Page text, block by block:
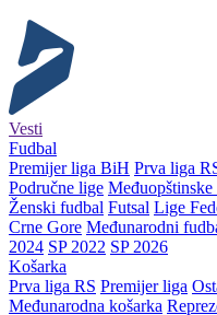
Vesti
Fudbal
Premijer liga BiH Prva liga
Područne lige Međuopštinske
Ženski fudbal Futsal Lige
Crne Gore Međunarodni
2024 SP 2022 SP 2026
Košarka
Prva liga RS Premijer liga
Međunarodna košarka